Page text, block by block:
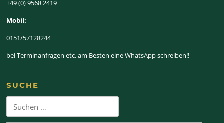
+49 (0) 9568 2419
Mobil:
0151/57128244
bei Terminanfragen etc. am Besten eine WhatsApp schreiben!!
SUCHE
nach: